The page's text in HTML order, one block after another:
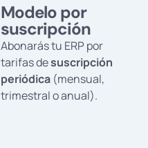
Modelo por
suscripción
Abonarás tu ERP por
tarifas desuscripción
periódica (mensual,
trimestral o anual).